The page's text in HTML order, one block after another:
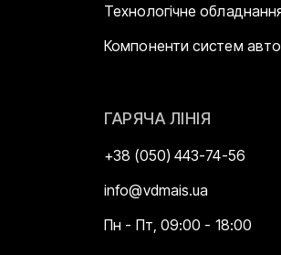
Технологічне
Компоненти систем
ГАРЯЧА ЛІНІЯ
+38 (050) 443-74-56
info@vdmais.ua
Пн - Пт, 09:00 - 18:00